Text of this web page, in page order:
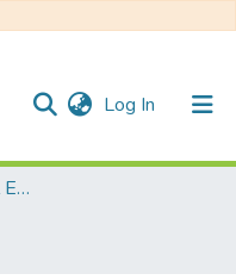
Log In (current)
Repositório Institucional EESC